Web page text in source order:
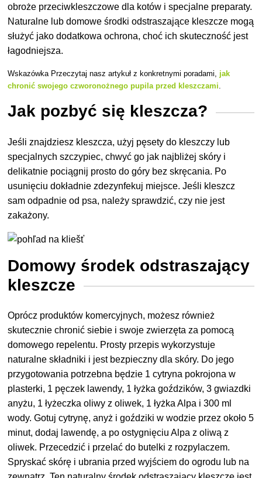
obroże przeciwkleszczowe dla kotów i specjalne preparaty.
Naturalne lub domowe środki odstraszające kleszcze mogą
służyć jako dodatkowa ochrona, choć ich skuteczność jest
łagodniejsza.
Wskazówka Przeczytaj nasz artykuł z konkretnymi poradami, jak
chronić swojego czworonożnego pupila przed kleszczami.
Jak pozbyć się kleszcza?
Jeśli znajdziesz kleszcza, użyj pęsety do kleszczy lub
specjalnych szczypiec, chwyć go jak najbliżej skóry i
delikatnie pociągnij prosto do góry bez skręcania. Po
usunięciu dokładnie zdezynfekuj miejsce. Jeśli kleszcz
sam odpadnie od psa, należy sprawdzić, czy nie jest
zakażony.
Domowy środek odstraszający
kleszcze
Oprócz produktów komercyjnych, możesz również
skutecznie chronić siebie i swoje zwierzęta za pomocą
domowego repelentu. Prosty przepis wykorzystuje
naturalne składniki i jest bezpieczny dla skóry. Do jego
przygotowania potrzebna będzie 1 cytryna pokrojona w
plasterki, 1 pęczek lawendy, 1 łyżka goździków, 3 gwiazdki
anyżu, 1 łyżeczka oliwy z oliwek, 1 łyżka Alpa i 300 ml
wody. Gotuj cytrynę, anyż i goździki w wodzie przez około 5
minut, dodaj lawendę, a po ostygnięciu Alpa z oliwą z
oliwek. Przecedzić i przelać do butelki z rozpylaczem.
Spryskać skórę i ubrania przed wyjściem do ogrodu lub na